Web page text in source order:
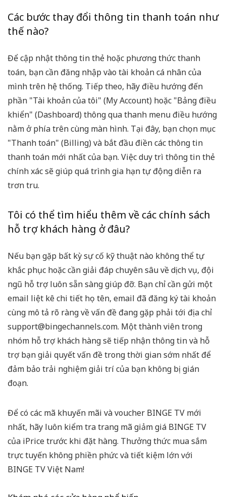
Các bước thay đổi thông tin thanh toán như
thế nào?
Để cập nhật thông tin thẻ hoặc phương thức thanh
toán, bạn cần đăng nhập vào tài khoản cá nhân của
mình trên hệ thống. Tiếp theo, hãy điều hướng đến
phần "Tài khoản của tôi" (My Account) hoặc "Bảng điều
khiển" (Dashboard) thông qua thanh menu điều hướng
nằm ở phía trên cùng màn hình. Tại đây, bạn chọn mục
"Thanh toán" (Billing) và bắt đầu điền các thông tin
thanh toán mới nhất của bạn. Việc duy trì thông tin thẻ
chính xác sẽ giúp quá trình gia hạn tự động diễn ra
trơn tru.
Tôi có thể tìm hiểu thêm về các chính sách
hỗ trợ khách hàng ở đâu?
Nếu bạn gặp bất kỳ sự cố kỹ thuật nào không thể tự
khắc phục hoặc cần giải đáp chuyên sâu về dịch vụ, đội
ngũ hỗ trợ luôn sẵn sàng giúp đỡ. Bạn chỉ cần gửi một
email liệt kê chi tiết họ tên, email đã đăng ký tài khoản
cùng mô tả rõ ràng về vấn đề đang gặp phải tới địa chỉ
support@bingechannels.com. Một thành viên trong
nhóm hỗ trợ khách hàng sẽ tiếp nhận thông tin và hỗ
trợ bạn giải quyết vấn đề trong thời gian sớm nhất để
đảm bảo trải nghiệm giải trí của bạn không bị gián
đoạn.
Để có các mã khuyến mãi và voucher BINGE TV mới
nhất, hãy luôn kiểm tra trang mã giảm giá BINGE TV
của iPrice trước khi đặt hàng. Thưởng thức mua sắm
trực tuyến không phiền phức và tiết kiệm lớn với
BINGE TV Việt Nam!